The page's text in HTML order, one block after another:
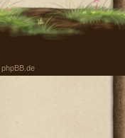
phpBB.de